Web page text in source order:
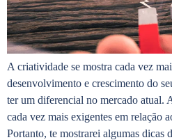
A criatividade se mostra cada vez
desenvolvimento e crescimento do
ter um diferencial no mercado atual.
cada vez mais exigentes em relação
Portanto, te mostrarei algumas dicas